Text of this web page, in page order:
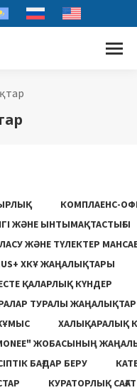
КОМПЛАЕНС-
ЖӘНЕ ЫНТЫМАҚТАСТЫҒЫ
ЖƏНЕ ТҮЛЕКТЕР
ХКҰ ЖАҢАЛЫҚТАРЫ
ҚАЛАРЛЫҚ КҮНДЕР
ТУРАЛЫ ЖАҢАЛЫҚТАР
ХАЛЫҚАРАЛЫҚ
ЖОБАСЫНЫҢ
БАҒДАР БЕРУ
КУРАТОРЛЫҚ